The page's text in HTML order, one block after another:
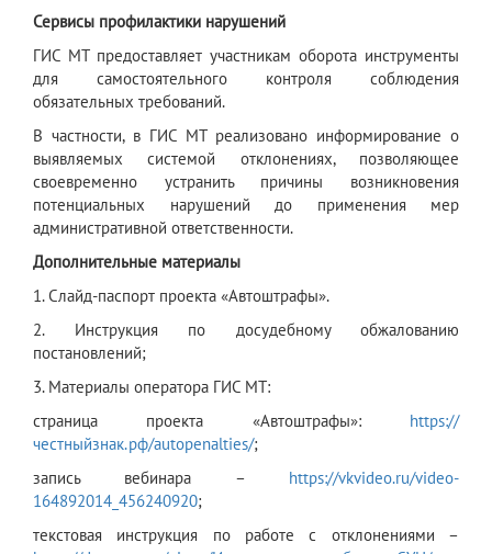
Сервисы профилактики нарушений
ГИС МТ предоставляет участникам оборота инструменты
для самостоятельного контроля соблюдения
обязательных требований.
В частности, в ГИС МТ реализовано информирование о
выявляемых системой отклонениях, позволяющее
своевременно устранить причины возникновения
потенциальных нарушений до применения мер
административной ответственности.
Дополнительные материалы
1. Слайд-паспорт проекта «Автоштрафы».
2. Инструкция по досудебному обжалованию
постановлений;
3. Материалы оператора ГИС МТ:
страница проекта «Автоштрафы»: https://
честныйзнак.рф/autopenalties/;
запись вебинара – https://vkvideo.ru/video-
164892014_456240920;
текстовая инструкция по работе с отклонениями –